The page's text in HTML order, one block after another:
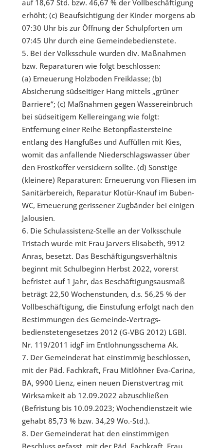
auf 18,67 Std. bzw. 46,67 % der Vollbeschäftigung
erhöht; (c) Beaufsichtigung der Kinder morgens ab
07:30 Uhr bis zur Öffnung der Schulpforten um
07:45 Uhr durch eine Gemeindebedienstete.
Bei der Volksschule wurden div. Maßnahmen
bzw. Reparaturen wie folgt beschlossen:
(a) Erneuerung Holzboden Freiklasse; (b)
Absicherung südseitiger Hang mittels „grüner
Barriere“; (c) Maßnahmen gegen Wassereinbruch
bei südseitigem Kellereingang wie folgt:
Entfernung einer Reihe Betonpflastersteine
entlang des Hangfußes und Auffüllen mit Kies,
womit das anfallende Niederschlagswasser über
den Frostkoffer versickern sollte. (d) Sonstige
(kleinere) Reparaturen: Erneuerung von Fliesen im
Sanitärbereich, Reparatur Klotür-Knauf im Buben-
WC, Erneuerung gerissener Zugbänder bei einigen
Jalousien.
Die Schulassistenz-Stelle an der Volksschule
Tristach wurde mit Frau Jarvers Elisabeth, 9912
Anras, besetzt. Das Beschäftigungsverhältnis
beginnt mit Schulbeginn Herbst 2022, vorerst
befristet auf 1 Jahr, das Beschäftigungsausmaß
beträgt 22,50 Wochenstunden, d.s. 56,25 % der
Vollbeschäftigung, die Einstufung erfolgt nach den
Bestimmungen des Gemeinde-Vertrags­
bedienstetengesetzes 2012 (G-VBG 2012) LGBl.
Nr. 119/2011 idgF im Entlohnungsschema Ak.
Der Gemeinderat hat einstimmig beschlossen,
mit der Päd. Fachkraft, Frau Mitlöhner Eva-Carina,
BA, 9900 Lienz, einen neuen Dienstvertrag mit
Wirksamkeit ab 12.09.2022 abzuschließen
(Befristung bis 10.09.2023; Wochendienstzeit wie
gehabt 85,73 % bzw. 34,29 Wo.-Std.).
Der Gemeinderat hat den einstimmigen
Beschluss gefasst, mit der Päd. Fachkraft, Frau